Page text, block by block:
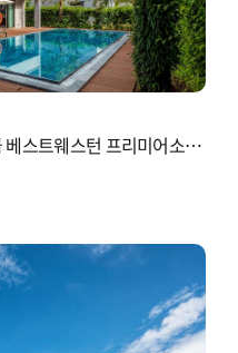
[푸꾸옥] 5/6일 세미패키지[5성급 베스트웨스턴 프리미어소나시]#4/6인 풀빌라UP#NO옵션#하이라이트투어#마사지90분#혼똔섬 케이블카